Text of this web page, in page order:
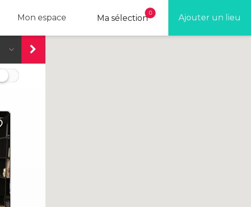
Ajouter un lieu
Ma sélection
0
Mon espace